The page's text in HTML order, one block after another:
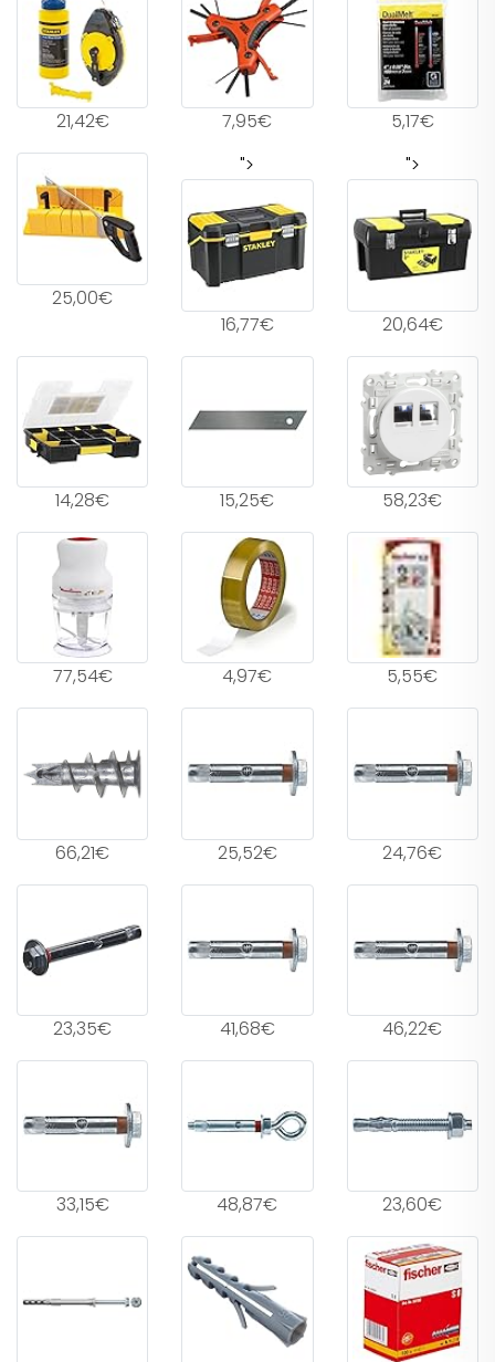
21,42€ 7,95€ 5,17€
25,00€
">
16,77€
">
20,64€
14,28€ 15,25€ 58,23€
77,54€ 4,97€ 5,55€
66,21€ 25,52€ 24,76€
23,35€ 41,68€ 46,22€
33,15€ 48,87€ 23,60€